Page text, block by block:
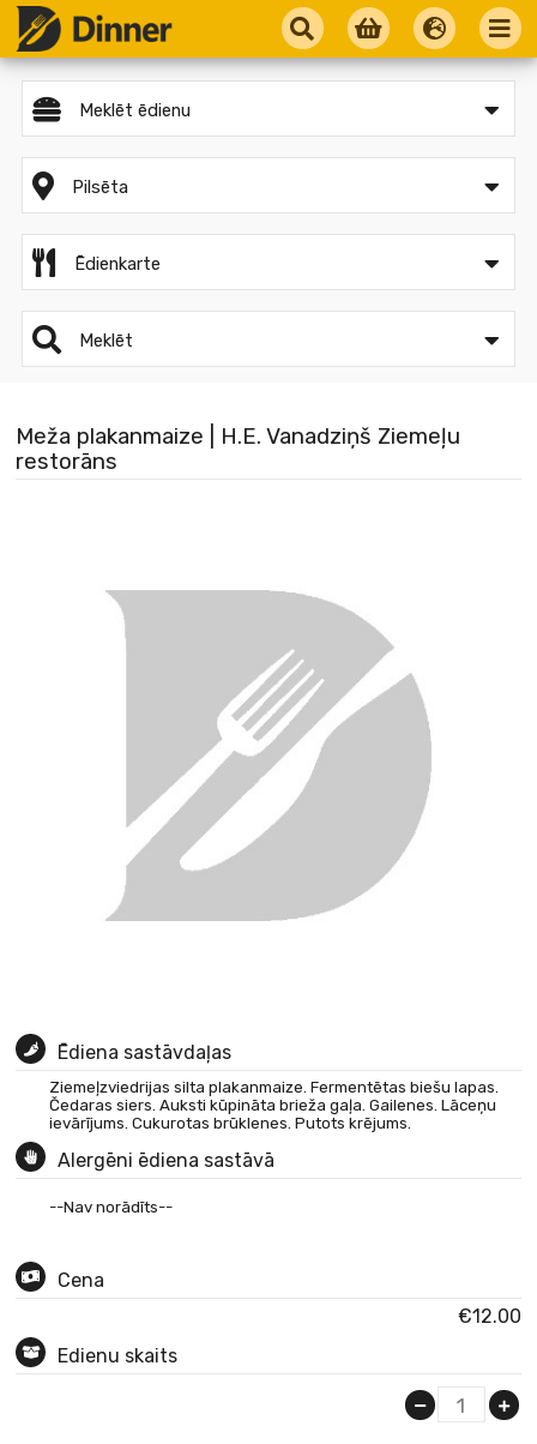
Meklēt ēdienu
Pilsēta
Ēdienkarte
Meklēt
Meža plakanmaize | H.E. Vanadziņš Ziemeļu
restorāns
Ēdiena sastāvdaļas
Ziemeļzviedrijas silta plakanmaize. Fermentētas biešu lapas.
Čedaras siers. Auksti kūpināta brieža gaļa. Gailenes. Lāceņu
ievārījums. Cukurotas brūklenes. Putots krējums.
Alergēni ēdiena sastāvā
--Nav norādīts--
Cena
€12.00
Edienu skaits
1